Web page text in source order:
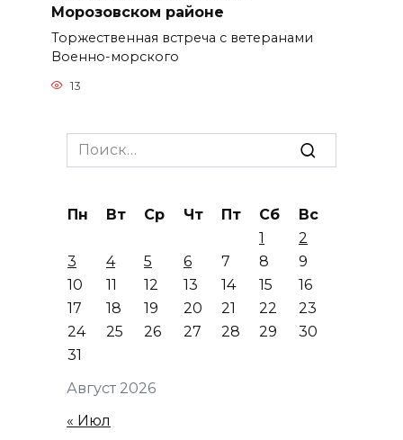
Морозовском районе
Торжественная встреча с ветеранами
Военно-морского
13
Search
for:
Август 2026
Пн Вт Ср Чт Пт Сб
Вс
1
2
3
4 5 6 7 8
9
10
11 12 13 14 15
16
17
18 19 20 21 22
23
24
25 26 27 28 29
30
31
« Июл